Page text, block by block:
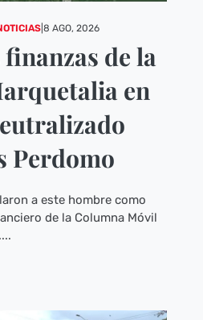
| 8 AGO, 2026
de la
en
Perdomo
a este hombre como
de la Columna Móvil